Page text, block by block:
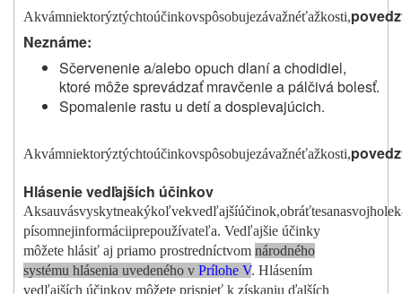
Akvámniektorýztýchtoúčinkovspôsobujezávažnéťažkosti,povedz
Neznáme:
Sčervenenie a/alebo opuch dlaní a chodidiel,
ktoré môže sprevádzať mravčenie a pálčivá bolesť.
Spomalenie rastu u detí a dospievajúcich.
Akvámniektorýztýchtoúčinkovspôsobujezávažnéťažkosti,povedz
Hlásenie vedľajších účinkov
Aksauvásvyskytneakýkoľvekvedľajšíúčinok,obráťtesanasvojho
písomnejinformáciiprepoužívateľa. Vedľajšie účinky
môžete hlásiť aj priamo prostredníctvom národného
systému hlásenia uvedeného v Prílohe V. Hlásením
vedľajších účinkov môžete prispieť k získaniu ďalších